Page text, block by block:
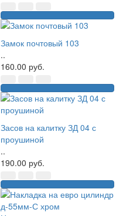
Замок почтовый 103
..
160.00 руб.
Засов на калитку ЗД 04 с
проушиной
..
190.00 руб.